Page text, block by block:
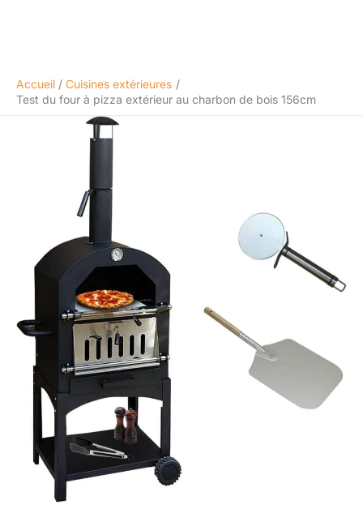
Accueil
Cuisines extérieures
Test du four à pizza extérieur au charbon de bois 156cm